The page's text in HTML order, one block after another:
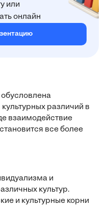
или
онлайн
различий в
взаимодействие
все более
и
культур.
и культурные корни